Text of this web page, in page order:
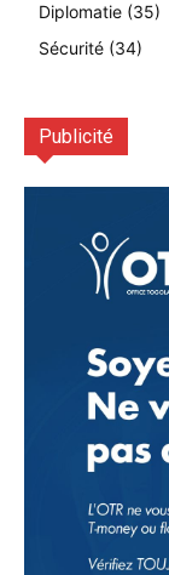
Diplomatie (35)
Sécurité (34)
Publicité